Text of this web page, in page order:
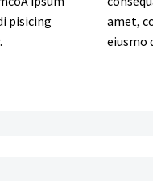
pisicing
amet,
eiusmo